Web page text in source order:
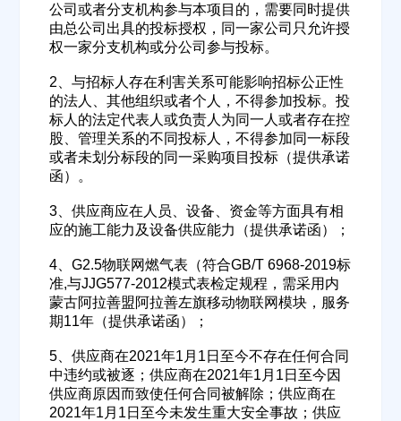
公司或者分支机构参与本项目的，需要同时提供
由总公司出具的投标授权，同一家公司只允许授
权一家分支机构或分公司参与投标。
2、与招标人存在利害关系可能影响招标公正性
的法人、其他组织或者个人，不得参加投标。投
标人的法定代表人或负责人为同一人或者存在控
股、管理关系的不同投标人，不得参加同一标段
或者未划分标段的同一采购项目投标（提供承诺
函）。
3、供应商应在人员、设备、资金等方面具有相
应的施工能力及设备供应能力（提供承诺函）；
4、G2.5物联网燃气表（符合GB/T 6968-2019标
准,与JJG577-2012模式表检定规程，需采用内
蒙古阿拉善盟阿拉善左旗移动物联网模块，服务
期11年（提供承诺函）；
5、供应商在2021年1月1日至今不存在任何合同
中违约或被逐；供应商在2021年1月1日至今因
供应商原因而致使任何合同被解除；供应商在
2021年1月1日至今未发生重大安全事故；供应
欢迎入驻供应商 ဆ
公司名称